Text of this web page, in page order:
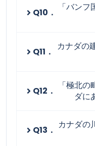
Q10．
「バン
Q11．
カナダの
Q12．
「極北
ダに
Q13． カナダの